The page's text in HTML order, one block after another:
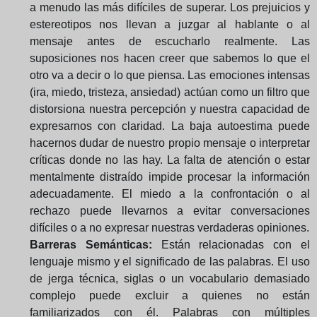
a menudo las más difíciles de superar. Los prejuicios y
estereotipos nos llevan a juzgar al hablante o al
mensaje antes de escucharlo realmente. Las
suposiciones nos hacen creer que sabemos lo que el
otro va a decir o lo que piensa. Las emociones intensas
(ira, miedo, tristeza, ansiedad) actúan como un filtro que
distorsiona nuestra percepción y nuestra capacidad de
expresarnos con claridad. La baja autoestima puede
hacernos dudar de nuestro propio mensaje o interpretar
críticas donde no las hay. La falta de atención o estar
mentalmente distraído impide procesar la información
adecuadamente. El miedo a la confrontación o al
rechazo puede llevarnos a evitar conversaciones
difíciles o a no expresar nuestras verdaderas opiniones.
Barreras Semánticas: Están relacionadas con el
lenguaje mismo y el significado de las palabras. El uso
de jerga técnica, siglas o un vocabulario demasiado
complejo puede excluir a quienes no están
familiarizados con él. Palabras con múltiples